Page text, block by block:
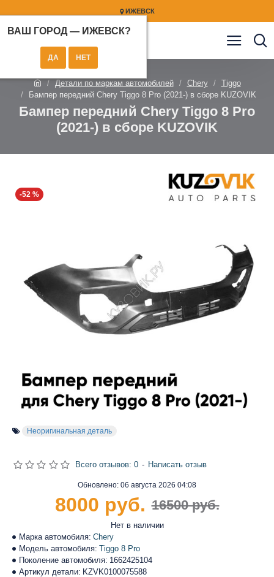
ИЖЕВСК
ВАШ ГОРОД — ИЖЕВСК?
Детали по маркам автомобилей Chery
Tiggo
Бампер передний Chery Tiggo 8 Pro (2021-) в сборе KUZOVIK
Бампер передний Chery Tiggo 8 Pro
(2021-) в сборе KUZOVIK
-52 %
Неоригинальная деталь
Марка автомобиля: Chery
Модель автомобиля: Tiggo 8 Pro
Поколение автомобиля: 1662425104
Артикул детали: KZVK0100075588
Обновлено: 06 августа 2026 04:08
Нет в наличии
Всего отзывов: 0 - Написать отзыв
16500 руб.
8000 руб.